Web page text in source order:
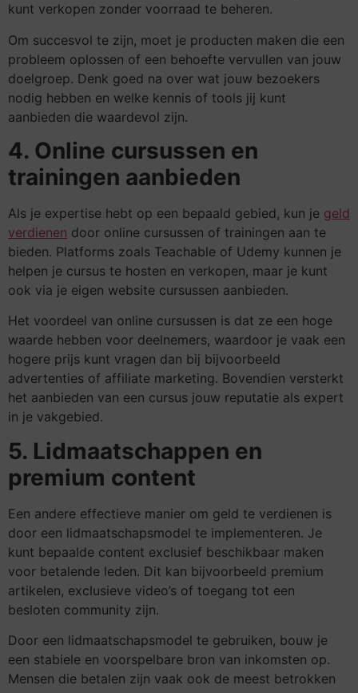
kunt verkopen zonder voorraad te beheren.
Om succesvol te zijn, moet je producten maken die een
probleem oplossen of een behoefte vervullen van jouw
doelgroep. Denk goed na over wat jouw bezoekers
nodig hebben en welke kennis of tools jij kunt
aanbieden die waardevol zijn.
4. Online cursussen en
trainingen aanbieden
Als je expertise hebt op een bepaald gebied, kun je geld
verdienen door online cursussen of trainingen aan te
bieden. Platforms zoals Teachable of Udemy kunnen je
helpen je cursus te hosten en verkopen, maar je kunt
ook via je eigen website cursussen aanbieden.
Het voordeel van online cursussen is dat ze een hoge
waarde hebben voor deelnemers, waardoor je vaak een
hogere prijs kunt vragen dan bij bijvoorbeeld
advertenties of affiliate marketing. Bovendien versterkt
het aanbieden van een cursus jouw reputatie als expert
in je vakgebied.
5. Lidmaatschappen en
premium content
Een andere effectieve manier om geld te verdienen is
door een lidmaatschapsmodel te implementeren. Je
kunt bepaalde content exclusief beschikbaar maken
voor betalende leden. Dit kan bijvoorbeeld premium
artikelen, exclusieve video’s of toegang tot een
besloten community zijn.
Door een lidmaatschapsmodel te gebruiken, bouw je
een stabiele en voorspelbare bron van inkomsten op.
Mensen die betalen zijn vaak ook de meest betrokken